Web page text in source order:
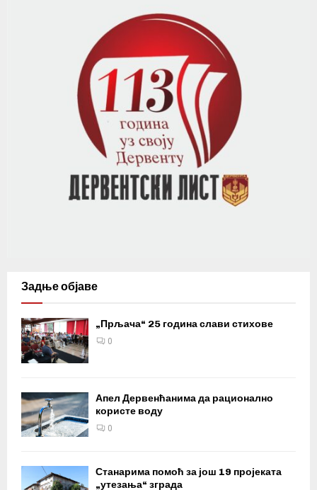
Задње објаве
„Прљача“ 25 година слави стихове
0
Апел Дервенћанима да рационално
користе воду
0
Станарима помоћ за још 19 пројеката
„утезања“ зграда